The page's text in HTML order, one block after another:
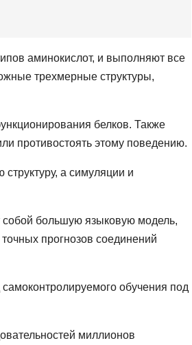
аминокислот, и выполняют все
трехмерные структуры,
белков. Также
противостоять этому поведению.
а симуляции и
собой большую языковую модель,
прогнозов соединений
обучения под
миллионов